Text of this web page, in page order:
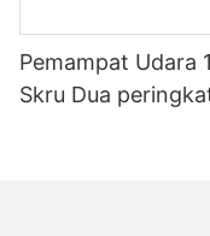
Pemampat Udara
Skru Dua